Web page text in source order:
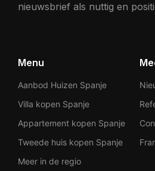
nieuwsbrief als nuttig en
Menu
Aanbod Huizen Spanje
Villa kopen Spanje
Appartement kopen Spanje
Tweede huis kopen Spanje
Meer in de regio